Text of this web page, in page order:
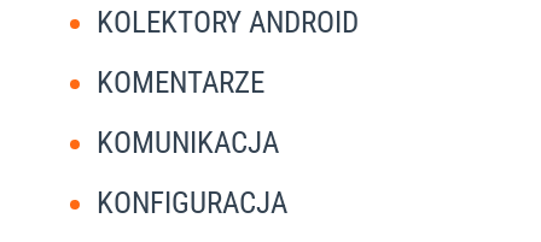
KOLEKTORY ANDROID
KOMENTARZE
KOMUNIKACJA
KONFIGURACJA